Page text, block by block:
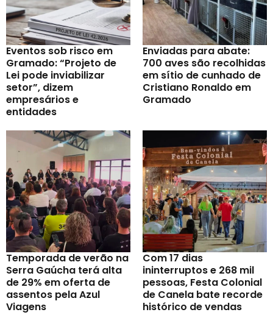
Eventos sob risco em
Gramado: “Projeto de
Lei pode inviabilizar
setor”, dizem
empresários e
entidades
Enviadas para abate:
700 aves são recolhidas
em sítio de cunhado de
Cristiano Ronaldo em
Gramado
Temporada de verão na
Serra Gaúcha terá alta
de 29% em oferta de
assentos pela Azul
Viagens
Com 17 dias
ininterruptos e 268 mil
pessoas, Festa Colonial
de Canela bate recorde
histórico de vendas